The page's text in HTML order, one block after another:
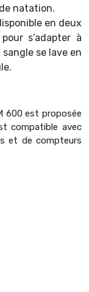
natation.
en deux
s’adapter à
se lave en
600 est proposée
compatible avec
et de compteurs